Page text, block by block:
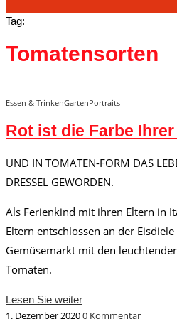
Tag:
Tomatensorten
Essen & TrinkenGartenPortraits
Rot ist die Farbe Ihrer
UND IN TOMATEN-FORM DAS
DRESSEL GEWORDEN.
Als Ferienkind mit ihren Eltern in
Eltern entschlossen an der
Gemüsemarkt mit den
Tomaten.
Lesen Sie weiter
1. Dezember 20200 Kommentar